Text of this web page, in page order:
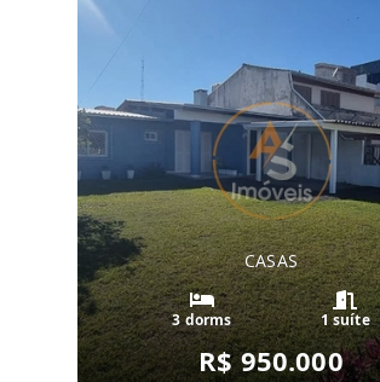
CASAS
3 dorms 1 suíte
R$ 950.000